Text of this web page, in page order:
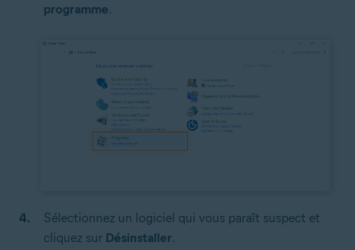
programme.
Sélectionnez un logiciel qui vous paraît suspect et
cliquez sur Désinstaller.